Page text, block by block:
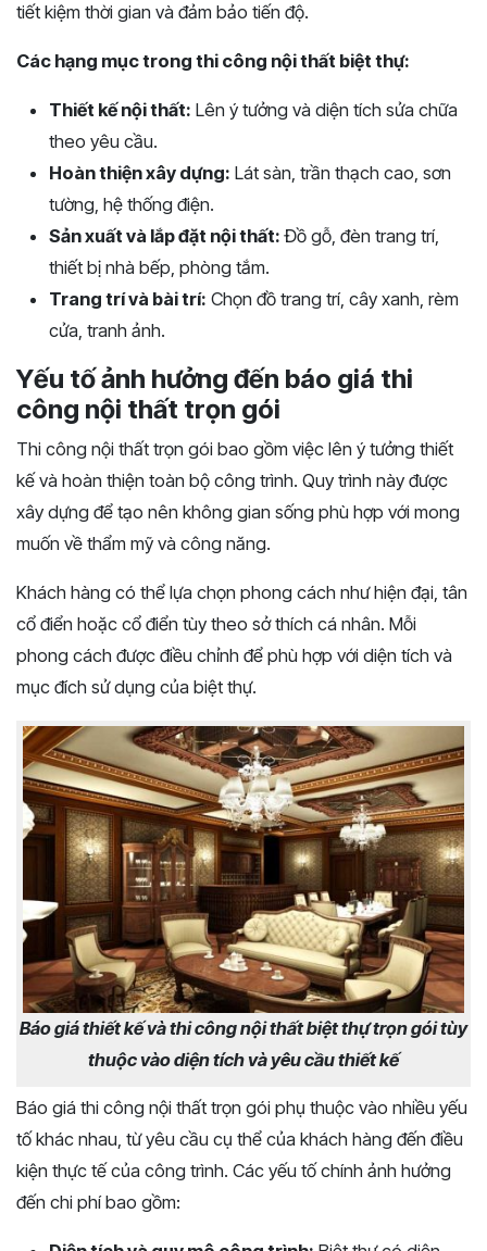
tiết kiệm thời gian và đảm bảo tiến độ.
Các hạng mục trong thi công nội thất biệt thự:
Thiết kế nội thất: Lên ý tưởng và diện tích sửa chữa
theo yêu cầu.
Hoàn thiện xây dựng: Lát sàn, trần thạch cao, sơn
tường, hệ thống điện.
Sản xuất và lắp đặt nội thất: Đồ gỗ, đèn trang trí,
thiết bị nhà bếp, phòng tắm.
Trang trí và bài trí: Chọn đồ trang trí, cây xanh, rèm
cửa, tranh ảnh.
Yếu tố ảnh hưởng đến báo giá thi
công nội thất trọn gói
Thi công nội thất trọn gói bao gồm việc lên ý tưởng thiết
kế và hoàn thiện toàn bộ công trình. Quy trình này được
xây dựng để tạo nên không gian sống phù hợp với mong
muốn về thẩm mỹ và công năng.
Khách hàng có thể lựa chọn phong cách như hiện đại, tân
cổ điển hoặc cổ điển tùy theo sở thích cá nhân. Mỗi
phong cách được điều chỉnh để phù hợp với diện tích và
mục đích sử dụng của biệt thự.
Báo giá thiết kế và thi công nội thất biệt thự trọn gói tùy
thuộc vào diện tích và yêu cầu thiết kế
Báo giá thi công nội thất trọn gói phụ thuộc vào nhiều yếu
tố khác nhau, từ yêu cầu cụ thể của khách hàng đến điều
kiện thực tế của công trình. Các yếu tố chính ảnh hưởng
đến chi phí bao gồm: